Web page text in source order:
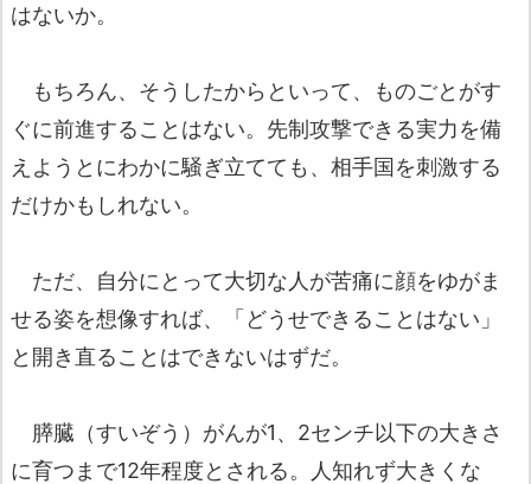
はないか。
もちろん、そうしたからといって、ものごとがす
ぐに前進することはない。先制攻撃できる実力を備
えようとにわかに騒ぎ立てても、相手国を刺激する
だけかもしれない。
ただ、自分にとって大切な人が苦痛に顔をゆがま
せる姿を想像すれば、「どうせできることはない」
と開き直ることはできないはずだ。
膵臓（すいぞう）がんが1、2センチ以下の大きさ
に育つまで12年程度とされる。人知れず大きくな